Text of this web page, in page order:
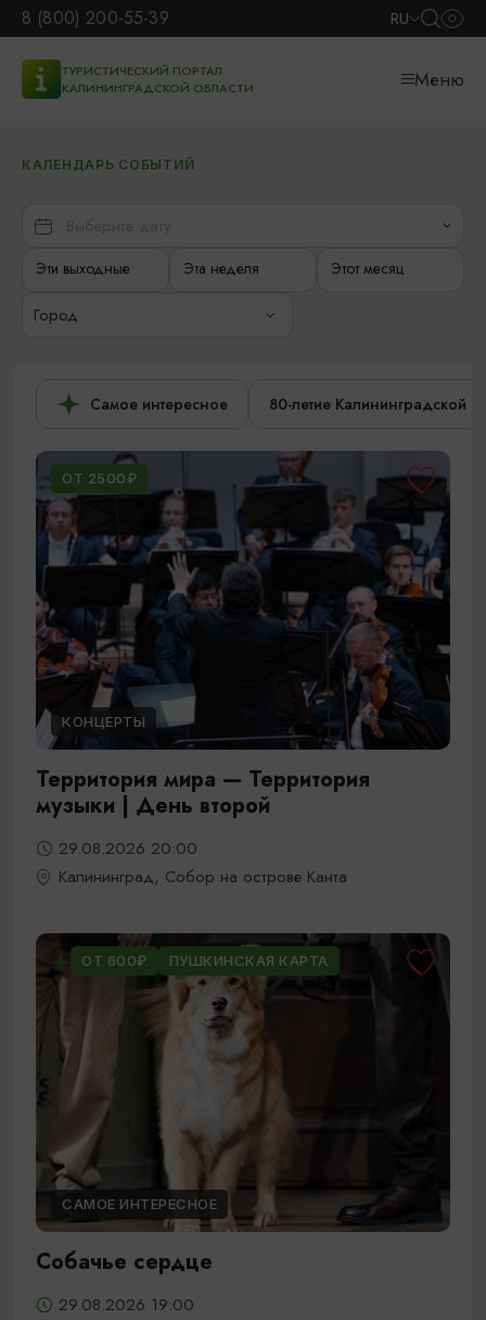
8 (800) 200-55-39 RU
ТУРИСТИЧЕСКИЙ ПОРТАЛ
КАЛИНИНГРАДСКОЙ ОБЛАСТИ
Меню
КАЛЕНДАРЬ СОБЫТИЙ
Эти выходные Эта неделя Этот месяц
Город
Самое интересное 80-летие Калининградской
ОТ 2500₽
КОНЦЕРТЫ
Территория мира — Территория
музыки | День второй
29.08.2026 20:00
Калининград, Собор на острове Канта
ОТ 600₽ ПУШКИНСКАЯ КАРТА
САМОЕ ИНТЕРЕСНОЕ
Собачье сердце
29.08.2026 19:00